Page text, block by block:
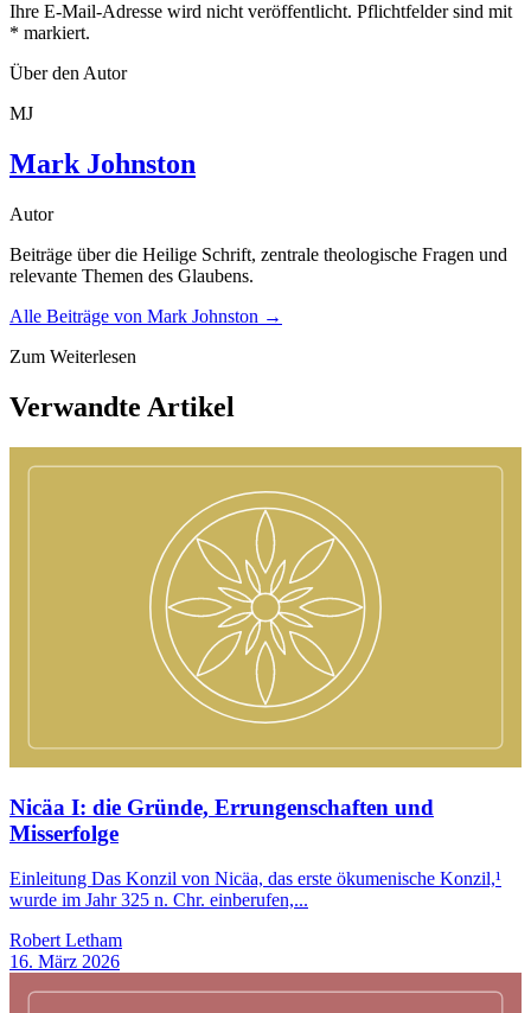
Ihre E-Mail-Adresse wird nicht veröffentlicht. Pflichtfelder sind mit
* markiert.
Über den Autor
MJ
Mark Johnston
Autor
Beiträge über die Heilige Schrift, zentrale theologische Fragen und
relevante Themen des Glaubens.
Alle Beiträge von Mark Johnston →
Zum Weiterlesen
Verwandte Artikel
Nicäa I: die Gründe, Errungenschaften und
Misserfolge
Einleitung Das Konzil von Nicäa, das erste ökumenische Konzil,¹
wurde im Jahr 325 n. Chr. einberufen,...
Robert Letham
16. März 2026